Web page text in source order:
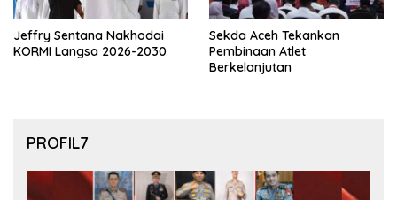
Jeffry Sentana Nakhodai
KORMI Langsa 2026-2030
Sekda Aceh Tekankan
Pembinaan Atlet
Berkelanjutan
PROFIL7